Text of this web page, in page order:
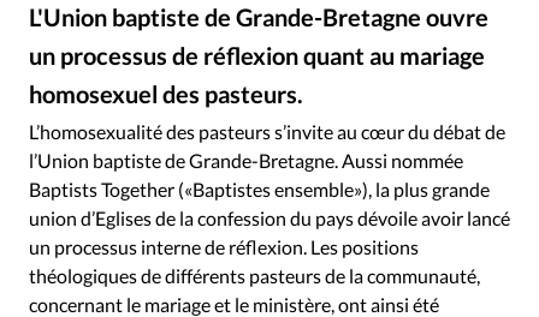
RUBRIQUES
Toute l'actualité
Economie
Eglises
Histoire Laicité
Liberté religieuse
Mission
Monde People Politique
Société
L'Union baptiste de Grande-Bretagne ouvre
un processus de réflexion quant au mariage
homosexuel des pasteurs.
L’homosexualité des pasteurs s’invite au cœur du débat de
l’Union baptiste de Grande-Bretagne. Aussi nommée
Baptists Together («Baptistes ensemble»), la plus grande
union d’Eglises de la confession du pays dévoile avoir lancé
un processus interne de réflexion. Les positions
théologiques de différents pasteurs de la communauté,
concernant le mariage et le ministère, ont ainsi été